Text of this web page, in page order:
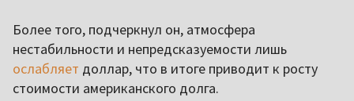
Более того, подчеркнул он, атмосфера
нестабильности и непредсказуемости лишь
ослабляет доллар, что в итоге приводит к росту
стоимости американского долга.